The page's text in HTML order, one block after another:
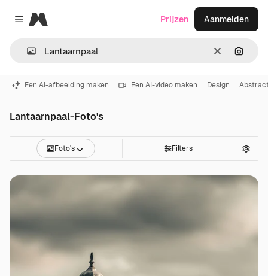
Close menu
Magnific
Wissen
Prijzen Aanmelden
Een AI-afbeelding maken Een AI-video maken Design
Lantaarnpaal-Foto's
Foto's Filters